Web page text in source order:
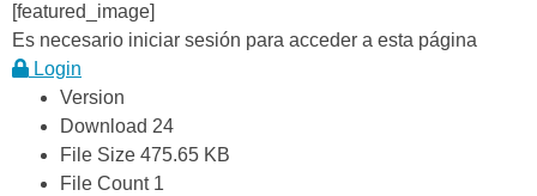
[featured_image]
Es necesario iniciar sesión para acceder a esta página
Login
Version
Download 24
File Size 475.65 KB
File Count 1